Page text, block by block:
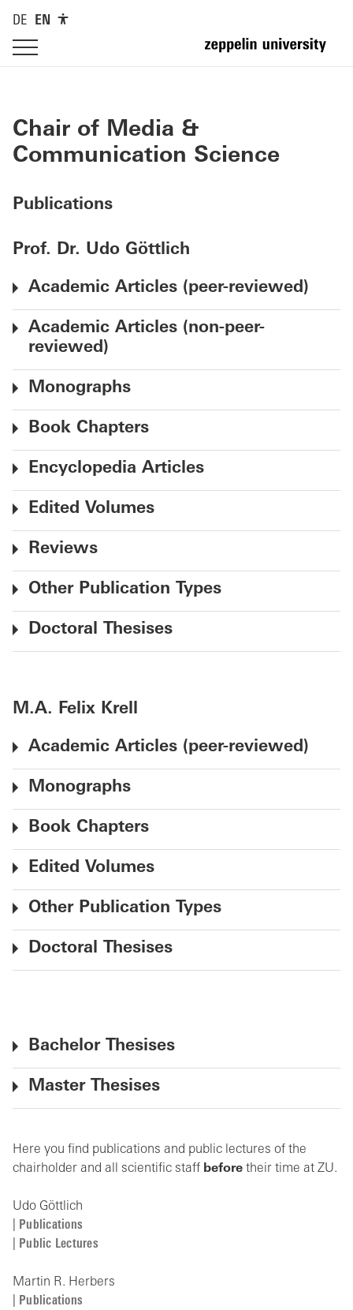
DE EN
Chair of Media &
Communication Science
Publications
Prof. Dr. Udo Göttlich
Academic Articles (peer-reviewed)
Academic Articles (non-peer-
reviewed)
Monographs
Book Chapters
Encyclopedia Articles
Edited Volumes
Reviews
Other Publication Types
Doctoral Thesises
M.A. Felix Krell
Academic Articles (peer-reviewed)
Monographs
Book Chapters
Edited Volumes
Other Publication Types
Doctoral Thesises
Bachelor Thesises
Master Thesises
Here you find publications and public lectures of the
chairholder and all scientific staff before their time at ZU.
Udo Göttlich
Publications
Public Lectures
Martin R. Herbers
Publications